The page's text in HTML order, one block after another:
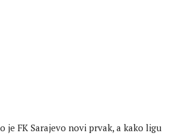
je FK Sarajevo novi prvak, a kako ligu